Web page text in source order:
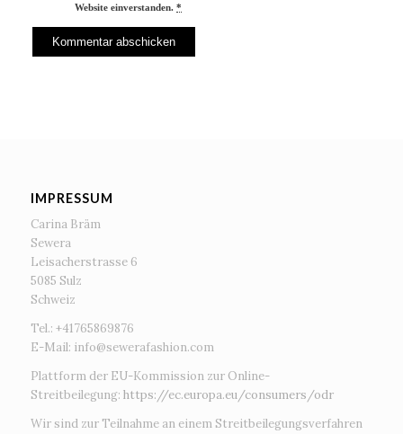
Website einverstanden.*
IMPRESSUM
Carina Bräm
Sewera
Leisacherstrasse 6
5085 Sulz
Schweiz
Tel.: +41765869876
E-Mail: info@sewerafashion.com
Plattform der EU-Kommission zur Online-
Streitbeilegung: https://ec.europa.eu/consumers/odr
Wir sind zur Teilnahme an einem Streitbeilegungsverfahren